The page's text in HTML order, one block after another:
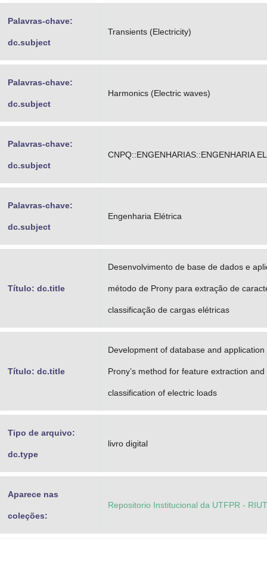
Palavras-chave:
dc.subject
Transients (Electricity)
Palavras-chave:
dc.subject
Harmonics (Electric waves)
Palavras-chave:
dc.subject
CNPQ::ENGENHARIAS::ENGENHARIA
Palavras-chave:
dc.subject
Engenharia Elétrica
Título: dc.title
Desenvolvimento de base de dados e
método de Prony para extração de
classificação de cargas elétricas
Título: dc.title
Development of database and application
Prony’s method for feature extraction and
classification of electric loads
Tipo de arquivo:
dc.type
livro digital
Aparece nas
coleções:
Repositorio Institucional da UTFPR - RIUT